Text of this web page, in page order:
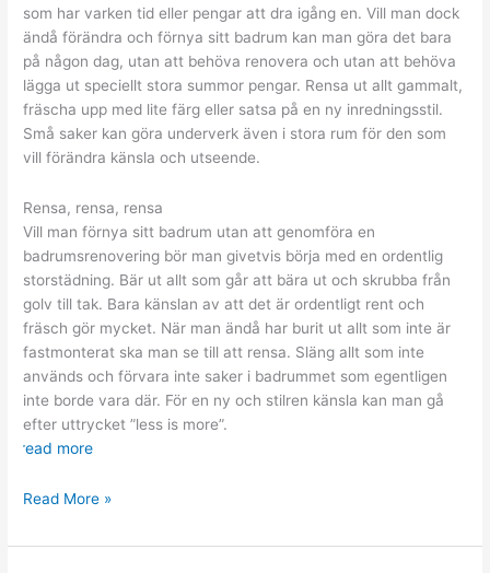
som har varken tid eller pengar att dra igång en. Vill man dock
ändå förändra och förnya sitt badrum kan man göra det bara
på någon dag, utan att behöva renovera och utan att behöva
lägga ut speciellt stora summor pengar. Rensa ut allt gammalt,
fräscha upp med lite färg eller satsa på en ny inredningsstil.
Små saker kan göra underverk även i stora rum för den som
vill förändra känsla och utseende.
Rensa, rensa, rensa
Vill man förnya sitt badrum utan att genomföra en
badrumsrenovering bör man givetvis börja med en ordentlig
storstädning. Bär ut allt som går att bära ut och skrubba från
golv till tak. Bara känslan av att det är ordentligt rent och
fräsch gör mycket. När man ändå har burit ut allt som inte är
fastmonterat ska man se till att rensa. Släng allt som inte
används och förvara inte saker i badrummet som egentligen
inte borde vara där. För en ny och stilren känsla kan man gå
efter uttrycket ”less is more”.
read more
Förnya
badrum
Read More »